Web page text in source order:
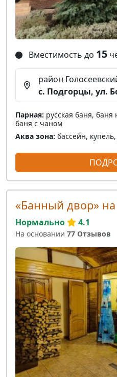
Вместимость до 15
район
с. Подгорцы, ул.
Парная: русская баня, баня
баня с чаном
Аква зона: бассейн,
«Банный двор»
Нормально 4.1
На основании 77 Отзывов